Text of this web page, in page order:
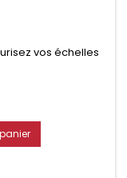
vos échelles
pendant le